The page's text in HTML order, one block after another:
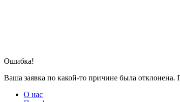
Ошибка!
Ваша заявка по какой-то причине была
О нас